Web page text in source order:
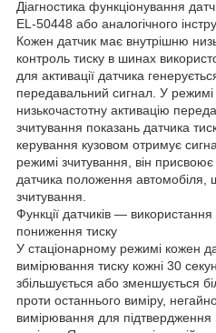
Діагностика функціонування
EL-50448 або аналогічного
Кожен датчик має внутрішню
контроль тиску в шинах
для активації датчика
передавальний сигнал. У режимі
низькочастотну активацію
зчитування показань датчика
керування кузовом отримує
режимі зчитування, він
датчика положення автомобіля,
зчитування.
Функції датчиків —
пониження тиску
У стаціонарному режимі кожен
вимірювання тиску кожні 30
збільшується або зменшується
проти останнього виміру,
вимірювання для підтвердження